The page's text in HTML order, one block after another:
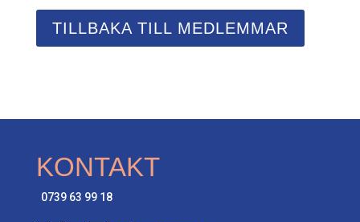
TILLBAKA TILL MEDLEMMAR
KONTAKT
0739 63 99 18